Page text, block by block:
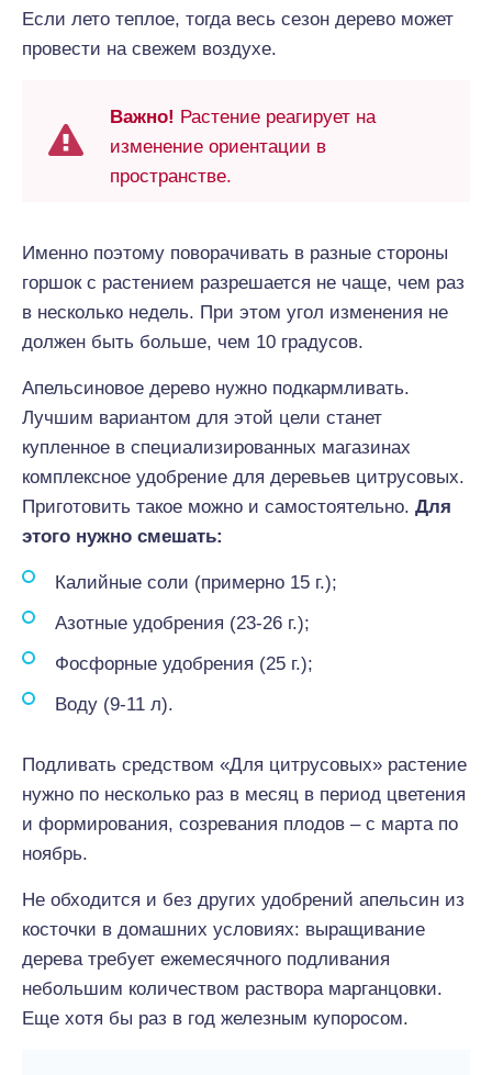
Если лето теплое, тогда весь сезон дерево может
провести на свежем воздухе.
Важно! Растение реагирует на
изменение ориентации в
пространстве.
Именно поэтому поворачивать в разные стороны
горшок с растением разрешается не чаще, чем раз
в несколько недель. При этом угол изменения не
должен быть больше, чем 10 градусов.
Апельсиновое дерево нужно подкармливать.
Лучшим вариантом для этой цели станет
купленное в специализированных магазинах
комплексное удобрение для деревьев цитрусовых.
Приготовить такое можно и самостоятельно. Для
этого нужно смешать:
Калийные соли (примерно 15 г.);
Азотные удобрения (23-26 г.);
Фосфорные удобрения (25 г.);
Воду (9-11 л).
Подливать средством «Для цитрусовых» растение
нужно по несколько раз в месяц в период цветения
и формирования, созревания плодов – с марта по
ноябрь.
Не обходится и без других удобрений апельсин из
косточки в домашних условиях: выращивание
дерева требует ежемесячного подливания
небольшим количеством раствора марганцовки.
Еще хотя бы раз в год железным купоросом.